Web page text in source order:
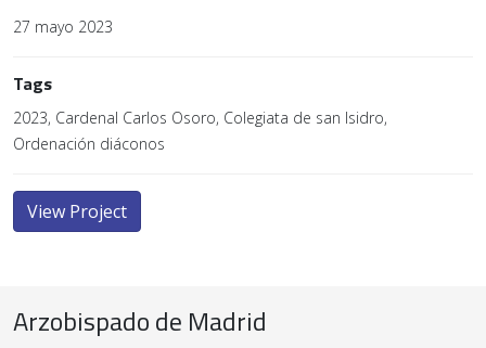
27 mayo 2023
Tags
2023, Cardenal Carlos Osoro, Colegiata de san Isidro,
Ordenación diáconos
View Project
Arzobispado de Madrid